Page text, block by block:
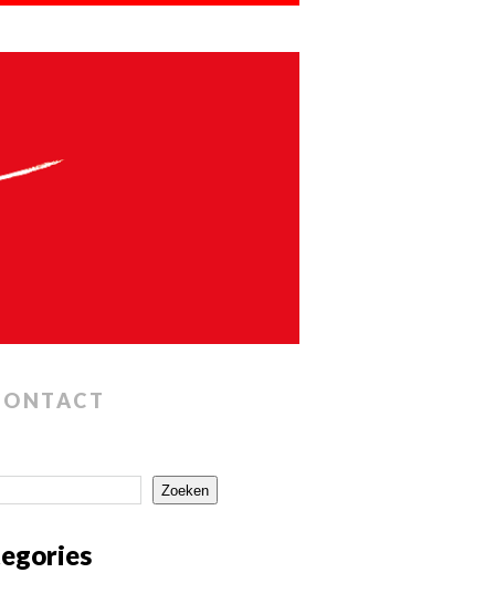
Zoeken